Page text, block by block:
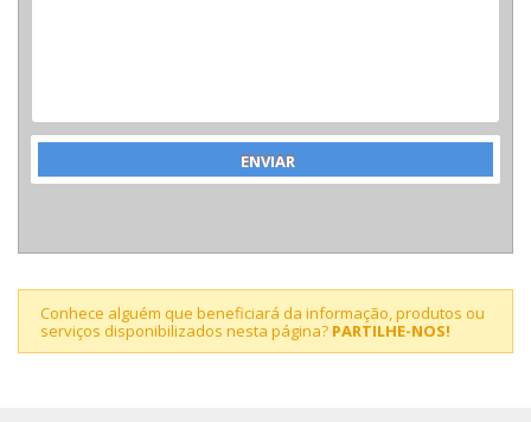
Conhece alguém que beneficiará da informação, produtos ou
serviços disponibilizados nesta página? PARTILHE-NOS!